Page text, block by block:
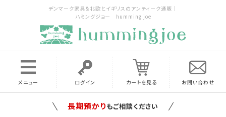
デンマーク家具＆北欧とイギリスのアンティーク通販｜
ハミングジョー humming joe
メニュー ログイン カートを見る お問い合わせ
家具の配送料は全国当店で負担いたします